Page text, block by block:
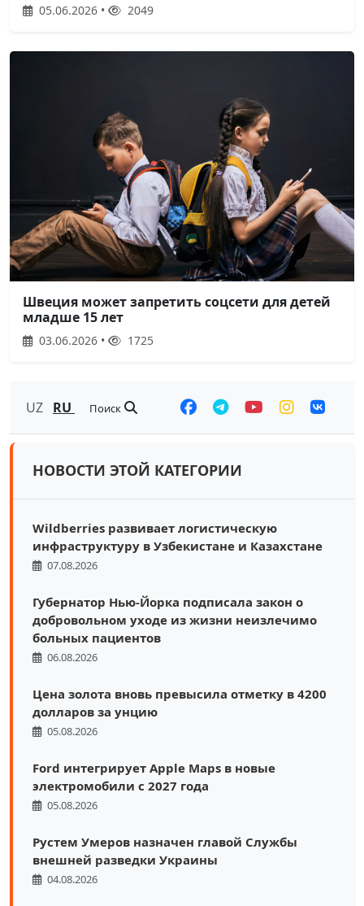
05.06.2026 • 2049
Швеция может запретить соцсети для детей
младше 15 лет
03.06.2026 • 1725
UZ RU Поиск
НОВОСТИ ЭТОЙ КАТЕГОРИИ
Wildberries развивает логистическую
инфраструктуру в Узбекистане и Казахстане
07.08.2026
Губернатор Нью-Йорка подписала закон о
добровольном уходе из жизни неизлечимо
больных пациентов
06.08.2026
Цена золота вновь превысила отметку в 4200
долларов за унцию
05.08.2026
Ford интегрирует Apple Maps в новые
электромобили с 2027 года
05.08.2026
Рустем Умеров назначен главой Службы
внешней разведки Украины
04.08.2026